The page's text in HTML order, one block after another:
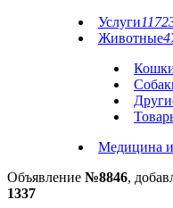
Услуги
Животные
Медицина и
Объявление №8846,
1337